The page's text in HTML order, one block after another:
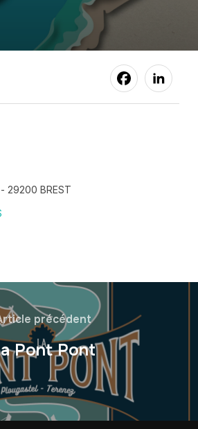
29200 BREST
précédent
Pont Pont